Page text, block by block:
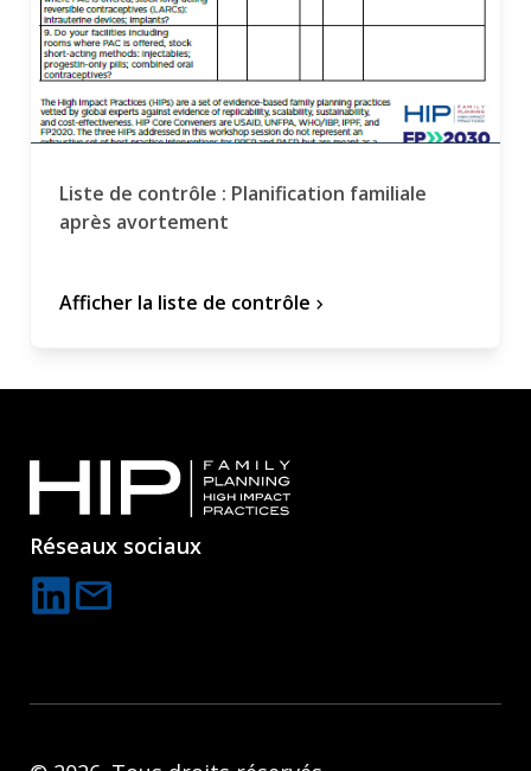
Liste de contrôle : Planification familiale
après avortement
Afficher la liste de contrôle chevron_forward
Réseaux sociaux
mail
t